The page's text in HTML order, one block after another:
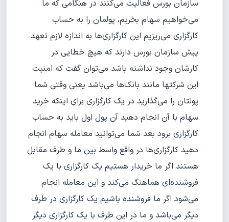
سازمان بورس فعالیت می‌کنند در هنگامی که ما
می‌خواهیم سهام بخریم، پولمان را به حساب
کارگزاری می‌ریزیم این کارگزاری‌ها به اندازه لازم تعهد
پیش سازمان بورس دارند که هیچ خطایی در
کارشان وجود نداشته باشد می‌توان گفت که امنیت
این شرکتها مانند بانک‌ها می‌باشد یعنی وقتی شما
پولتان را می‌گذارید در یک کارگزاری برای اینکه خرید
سهام با آن انجام دهید آن پول اول باید به حساب
کارگزاری برود بعد شما می‌توانید معامله سهام انجام
دهید کارگزاری‌ها در واقع واسط بین ما و طرف مقابل
هستند اگر ما خریدار هستیم یک کارگزاری با یک
فروشنده‌ای هماهنگ می‌کند و این معامله انجام
می‌شود اگر ما فروشنده باشیم یک کارگزاری در طرف
دیگر می‌باشد و ما در این طرف با یک کارگزاری دیگر